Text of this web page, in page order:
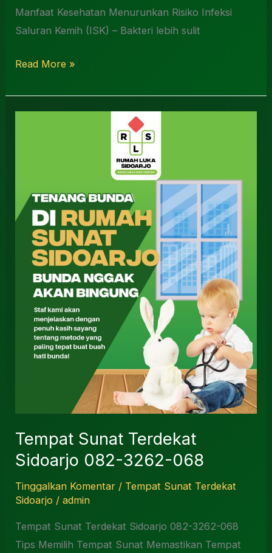
Manfaat Kesehatan Menurunkan Risiko Infeksi
Saluran Kemih (ISK) – Bakteri lebih sulit
Read More »
Tempat Sunat Terdekat
Sidoarjo 082-3262-068
Tinggalkan Komentar / Tempat Sunat Terdekat
Sidoarjo /admin
Tempat Sunat Terdekat Sidoarjo 082-3262-068
Tips Memilih Tempat Sunat Memastikan Tempat
082-
3262-
068